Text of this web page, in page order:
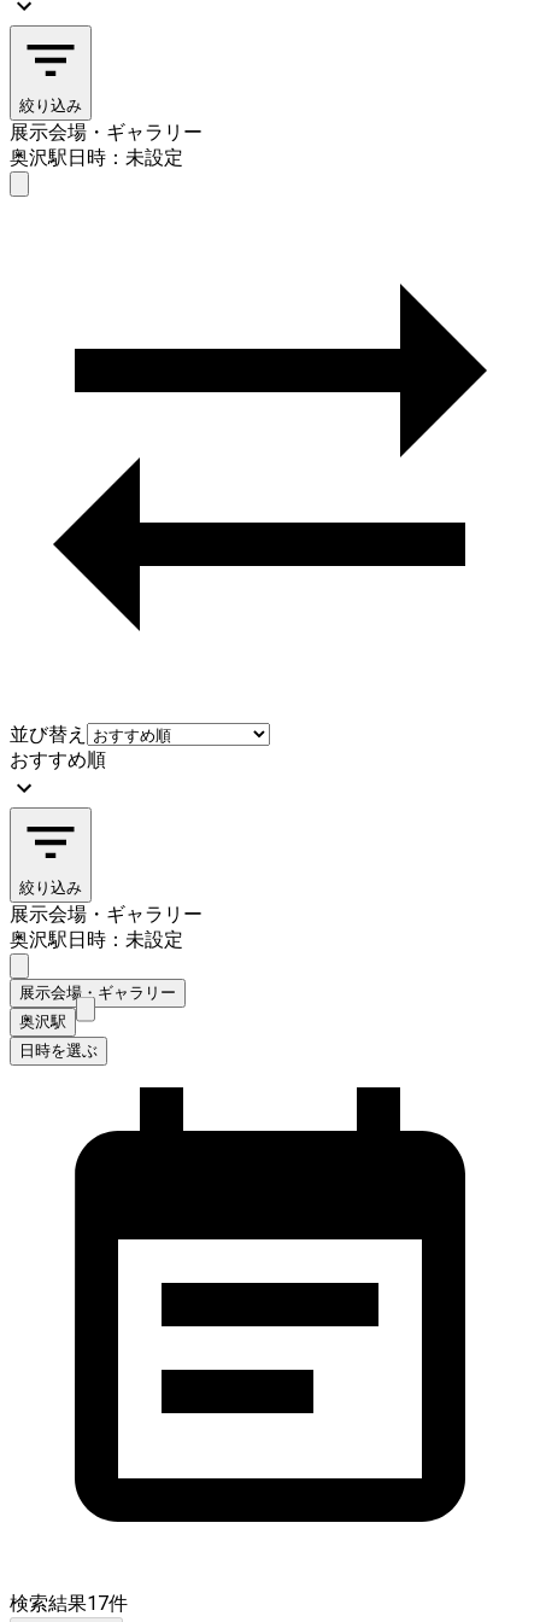
絞り込み
展示会場・ギャラリー
奥沢駅日時：未設定
並び替え
おすすめ順
絞り込み
展示会場・ギャラリー
奥沢駅日時：未設定
展示会場・ギャラリー
奥沢駅
日時を選ぶ
検索結果17件